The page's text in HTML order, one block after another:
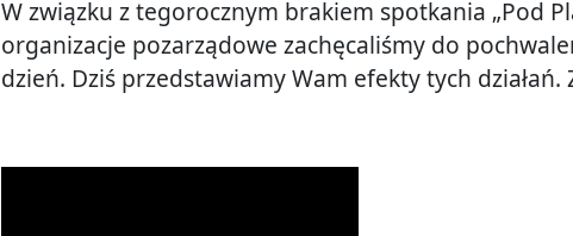
W związku z tegorocznym brakiem spotkania „Pod
organizacje pozarządowe zachęcaliśmy do
dzień. Dziś przedstawiamy Wam efekty tych działań.